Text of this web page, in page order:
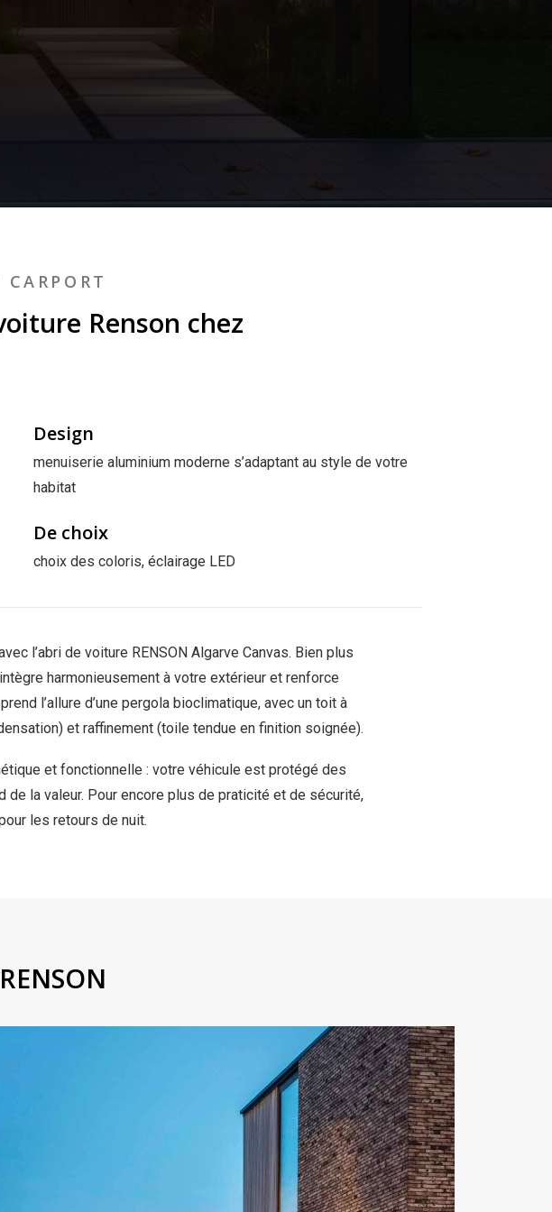
Renson chez
Design
menuiserie aluminium moderne s’adaptant au style de votre
habitat
De choix
choix des coloris, éclairage LED
l’abri de voiture RENSON Algarve Canvas. Bien plus
harmonieusement à votre extérieur et renforce
l’allure d’une pergola bioclimatique, avec un toit à
et raffinement (toile tendue en finition soignée).
et fonctionnelle : votre véhicule est protégé des
de la valeur. Pour encore plus de praticité et de sécurité,
les retours de nuit.